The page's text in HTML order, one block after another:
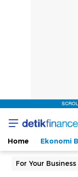
Home Ekonomi
For Your Business